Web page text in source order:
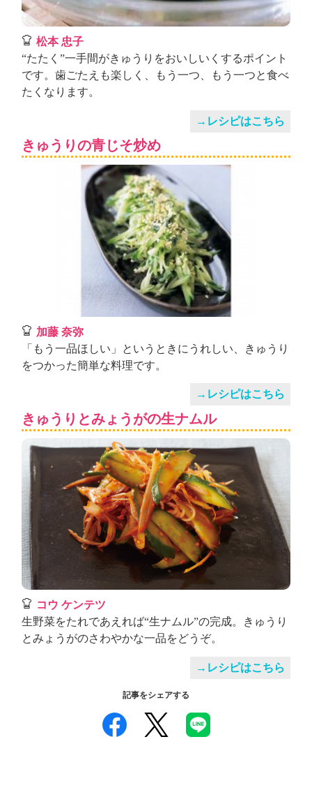
松本 忠子
“たたく”一手間がきゅうりをおいしいくするポイント
です。歯ごたえも楽しく、もう一つ、もう一つと食べ
たくなります。
→レシピはこちら
きゅうりの青じそ炒め
加藤 奈弥
「もう一品ほしい」というときにうれしい、きゅうり
をつかった簡単な料理です。
→レシピはこちら
きゅうりとみょうがの生ナムル
コウ ケンテツ
生野菜をたれであえれば“生ナムル”の完成。きゅうり
とみょうがのさわやかな一品をどうぞ。
→レシピはこちら
記事をシェアする